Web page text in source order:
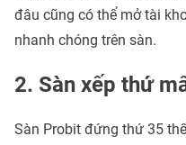
đâu cũng có thể mở tài
nhanh chóng trên sàn.
2. Sàn xếp thứ
Sàn Probit đứng thứ 35